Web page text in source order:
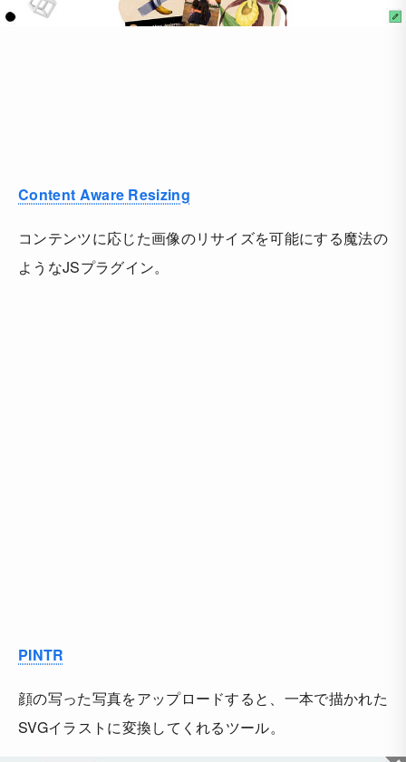
Content Aware Resizing
コンテンツに応じた画像のリサイズを可能にする魔法の
ようなJSプラグイン。
PINTR
顔の写った写真をアップロードすると、一本で描かれた
SVGイラストに変換してくれるツール。